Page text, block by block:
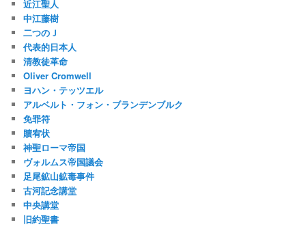
近江聖人
中江藤樹
二つのＪ
代表的日本人
清教徒革命
Oliver Cromwell
ヨハン・テッツエル
アルベルト・フォン・ブランデンブルク
免罪符
贖宥状
神聖ローマ帝国
ヴォルムス帝国議会
足尾鉱山鉱毒事件
古河記念講堂
中央講堂
旧約聖書